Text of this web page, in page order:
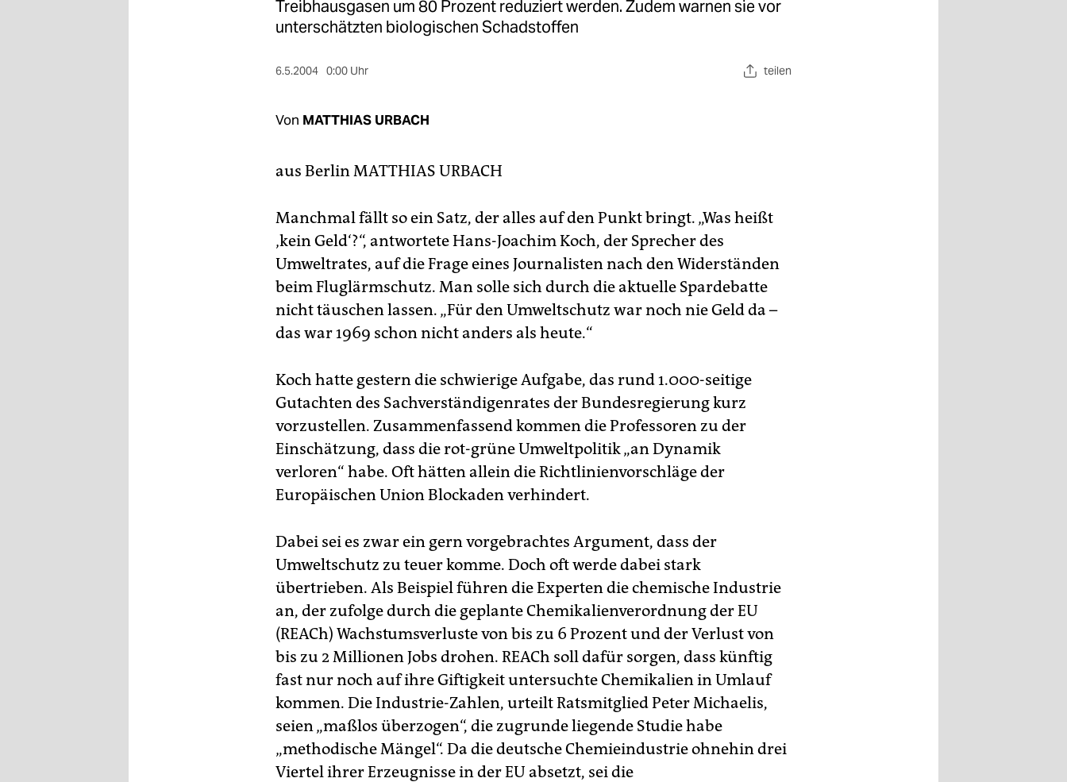
Treibhausgasen um 80 Prozent reduziert werden. Zudem warnen sie vor
unterschätzten biologischen Schadstoffen
6.5.2004 0:00 Uhr teilen
Von MATTHIAS URBACH
aus BerlinMATTHIAS URBACH
Manchmal fällt so ein Satz, der alles auf den Punkt bringt. „Was heißt
‚kein Geld‘?“, antwortete Hans-Joachim Koch, der Sprecher des
Umweltrates, auf die Frage eines Journalisten nach den Widerständen
beim Fluglärmschutz. Man solle sich durch die aktuelle Spardebatte
nicht täuschen lassen. „Für den Umweltschutz war noch nie Geld da –
das war 1969 schon nicht anders als heute.“
Koch hatte gestern die schwierige Aufgabe, das rund 1.000-seitige
Gutachten des Sachverständigenrates der Bundesregierung kurz
vorzustellen. Zusammenfassend kommen die Professoren zu der
Einschätzung, dass die rot-grüne Umweltpolitik „an Dynamik
verloren“ habe. Oft hätten allein die Richtlinienvorschläge der
Europäischen Union Blockaden verhindert.
Dabei sei es zwar ein gern vorgebrachtes Argument, dass der
Umweltschutz zu teuer komme. Doch oft werde dabei stark
übertrieben. Als Beispiel führen die Experten die chemische Industrie
an, der zufolge durch die geplante Chemikalienverordnung der EU
(REACh) Wachstumsverluste von bis zu 6 Prozent und der Verlust von
bis zu 2 Millionen Jobs drohen. REACh soll dafür sorgen, dass künftig
fast nur noch auf ihre Giftigkeit untersuchte Chemikalien in Umlauf
kommen. Die Industrie-Zahlen, urteilt Ratsmitglied Peter Michaelis,
seien „maßlos überzogen“, die zugrunde liegende Studie habe
„methodische Mängel“. Da die deutsche Chemieindustrie ohnehin drei
Viertel ihrer Erzeugnisse in der EU absetzt, sei die